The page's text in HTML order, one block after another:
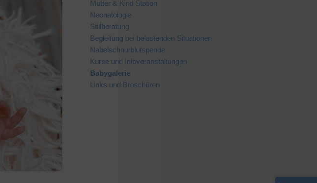
Mutter & Kind Station
Neonatologie
Stillberatung
Begleitung bei belastenden Situationen
Nabelschnurblutspende
Kurse und Infoveranstaltungen
Babygalerie
Links und Broschüren